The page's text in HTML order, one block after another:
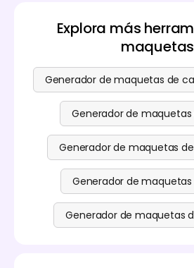
fondos en tiempo real. El
de tarjetas de Pacdora optimiza
forma gratuita. La actualización
opcional. Solo actualiza si lo
página de preciospara
Explora más
maquetas
Generador de maquetas de
Generador de maquetas
Generador de maquetas
Generador de maquetas
Generador de maquetas